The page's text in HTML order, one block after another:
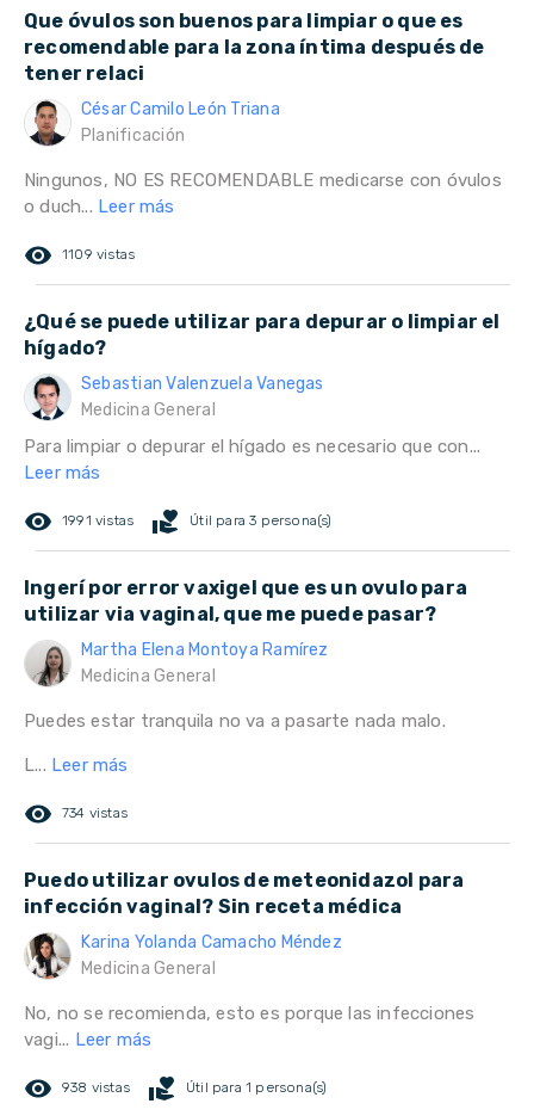
Que óvulos son buenos para limpiar o que es
recomendable para la zona íntima después de
tener relaci
César Camilo León Triana
Planificación
Ningunos, NO ES RECOMENDABLE medicarse con óvulos
o duch... Leer más
remove_red_eye 1109 vistas
¿Qué se puede utilizar para depurar o limpiar el
hígado?
Sebastian Valenzuela Vanegas
Medicina General
Para limpiar o depurar el hígado es necesario que con...
Leer más
remove_red_eye 1991 vistas volunteer_activism Útil para 3 persona(s)
Ingerí por error vaxigel que es un ovulo para
utilizar via vaginal, que me puede pasar?
Martha Elena Montoya Ramírez
Medicina General
Puedes estar tranquila no va a pasarte nada malo.
L... Leer más
remove_red_eye 734 vistas
Puedo utilizar ovulos de meteonidazol para
infección vaginal? Sin receta médica
Karina Yolanda Camacho Méndez
Medicina General
No, no se recomienda, esto es porque las infecciones
vagi... Leer más
remove_red_eye 938 vistas volunteer_activism Útil para 1 persona(s)